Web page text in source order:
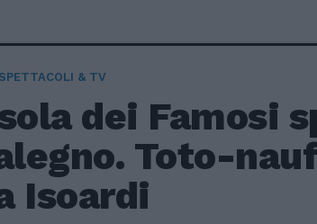
SPETTACOLI & TV
dei Famosi
Toto-
Isoardi